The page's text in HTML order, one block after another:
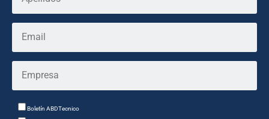
Boletín ABDTecnico